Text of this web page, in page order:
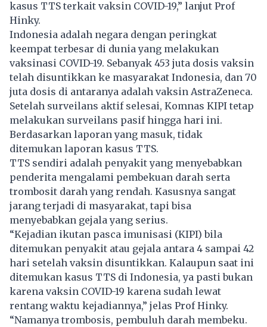
kasus TTS terkait vaksin COVID-19,” lanjut Prof
Hinky.
Indonesia adalah negara dengan peringkat
keempat terbesar di dunia yang melakukan
vaksinasi COVID-19. Sebanyak 453 juta dosis vaksin
telah disuntikkan ke masyarakat Indonesia, dan 70
juta dosis di antaranya adalah vaksin AstraZeneca.
Setelah surveilans aktif selesai, Komnas KIPI tetap
melakukan surveilans pasif hingga hari ini.
Berdasarkan laporan yang masuk, tidak
ditemukan laporan kasus TTS.
TTS sendiri adalah penyakit yang menyebabkan
penderita mengalami pembekuan darah serta
trombosit darah yang rendah. Kasusnya sangat
jarang terjadi di masyarakat, tapi bisa
menyebabkan gejala yang serius.
“Kejadian ikutan pasca imunisasi (KIPI) bila
ditemukan penyakit atau gejala antara 4 sampai 42
hari setelah vaksin disuntikkan. Kalaupun saat ini
ditemukan kasus TTS di Indonesia, ya pasti bukan
karena vaksin COVID-19 karena sudah lewat
rentang waktu kejadiannya,” jelas Prof Hinky.
“Namanya trombosis, pembuluh darah membeku.